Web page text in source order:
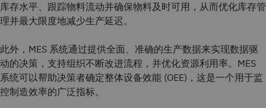
库存水平、跟踪物料流动并确保物料及时可用，从而优化库存管
理并最大限度地减少生产延迟。
此外，MES 系统通过提供全面、准确的生产数据来实现数据驱
动的决策，支持组织不断改进流程，并优化资源利用率。MES
系统可以帮助决策者确定整体设备效能 (OEE)，这是一个用于监
控制造效率的广泛指标。